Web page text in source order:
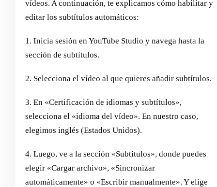
vídeos. A continuación, te explicamos cómo habilitar y
editar los subtítulos automáticos:
1. Inicia sesión en YouTube Studio y navega hasta la
sección de subtítulos.
2. Selecciona el vídeo al que quieres añadir subtítulos.
3. En «Certificación de idiomas y subtítulos»,
selecciona el «idioma del vídeo». En nuestro caso,
elegimos inglés (Estados Unidos).
4. Luego, ve a la sección «Subtítulos», donde puedes
elegir «Cargar archivo», «Sincronizar
automáticamente» o «Escribir manualmente». Y elige